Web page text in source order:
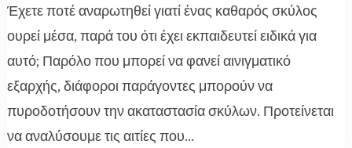
Έχετε ποτέ αναρωτηθεί γιατί ένας καθαρός σκύλος
ουρεί μέσα, παρά του ότι έχει εκπαιδευτεί ειδικά για
αυτό; Παρόλο που μπορεί να φανεί αινιγματικό
εξαρχής, διάφοροι παράγοντες μπορούν να
πυροδοτήσουν την ακαταστασία σκύλων. Προτείνεται
να αναλύσουμε τις αιτίες που...